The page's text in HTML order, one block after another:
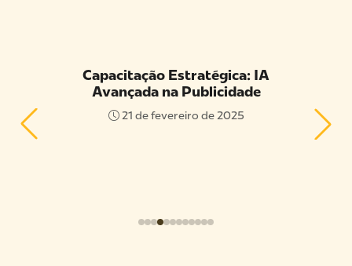
Capacitação Estratégica: IA
Avançada na Publicidade
21 de fevereiro de 2025